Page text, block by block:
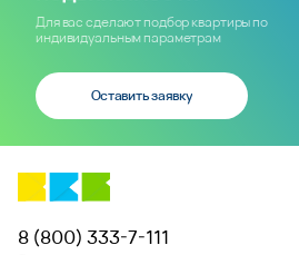
Для вас сделают подбор квартиры по
индивидуальным параметрам
Оставить заявку
8 (800) 333-7-111